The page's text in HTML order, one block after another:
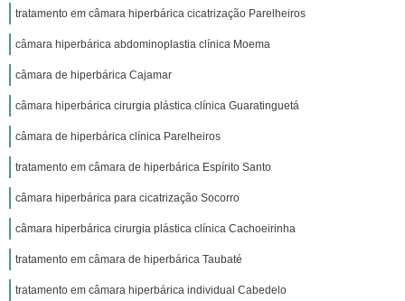
tratamento em câmara hiperbárica cicatrização Parelheiros
câmara hiperbárica abdominoplastia clínica Moema
câmara de hiperbárica Cajamar
câmara hiperbárica cirurgia plástica clínica Guaratinguetá
câmara de hiperbárica clínica Parelheiros
tratamento em câmara de hiperbárica Espírito Santo
câmara hiperbárica para cicatrização Socorro
câmara hiperbárica cirurgia plástica clínica Cachoeirinha
tratamento em câmara de hiperbárica Taubaté
tratamento em câmara hiperbárica individual Cabedelo